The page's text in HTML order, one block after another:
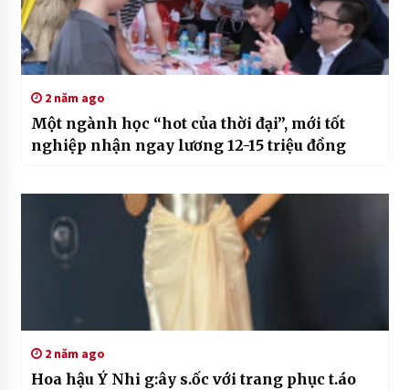
2 năm ago
Một ngành học “hot của thời đại”, mới tốt
nghiệp nhận ngay lương 12-15 triệu đồng
2 năm ago
Hoa hậu Ý Nhi g:ây s.ốc với trang phục t.áo